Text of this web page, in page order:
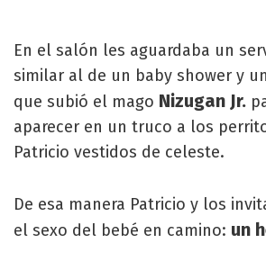
En el salón les aguardaba un
similar al de un baby shower y
que subió el mago Nizugan Jr.
aparecer en un truco a los
Patricio vestidos de celeste.
De esa manera Patricio y los
el sexo del bebé en camino: un